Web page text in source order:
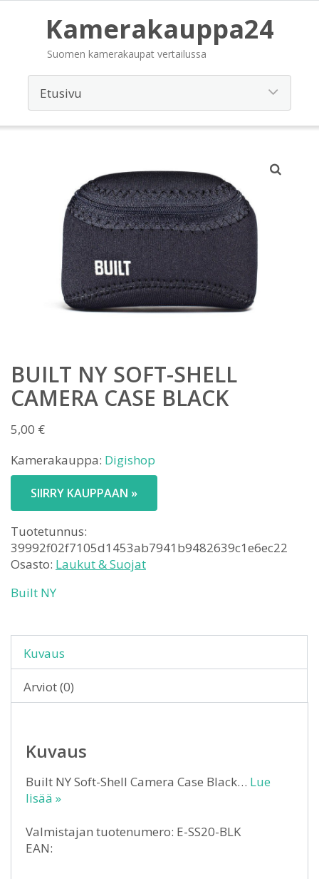
Kamerakauppa24
Suomen kamerakaupat vertailussa
BUILT NY SOFT-SHELL
CAMERA CASE BLACK
5,00 €
Kamerakauppa: Digishop
SIIRRY KAUPPAAN »
Tuotetunnus:
39992f02f7105d1453ab7941b9482639c1e6ec22
Osasto: Laukut & Suojat
Built NY
Kuvaus
Arviot (0)
Kuvaus
Built NY Soft-Shell Camera Case Black… Lue
lisää »
Valmistajan tuotenumero: E-SS20-BLK
EAN: